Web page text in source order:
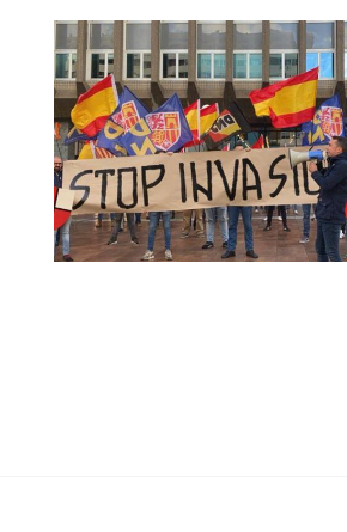
DN ante las
protestas
Gobierno
CONTRA LA AMNISTÍA